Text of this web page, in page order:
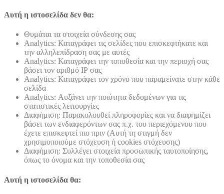
Αυτή η ιστοσελίδα δεν θα:
Θυμάται τα στοιχεία σύνδεσης σας
Analytics: Καταγράφει τις σελίδες που επισκεφτήκατε και
την αλληλεπίδραση σας με αυτές
Analytics: Καταγράφει την τοποθεσία και την περιοχή σας
βάσει τον αριθμό ΙΡ σας
Analytics: Καταγράφει τον χρόνο που παραμείνατε στην κάθε
σελίδα
Analytics: Αυξάνει την ποιότητα δεδομένων για τις
στατιστικές λειτουργίες
Διαφήμιση: Παρακολουθεί πληροφορίες και να διαφημίζει
βάσει των ενδιαφερόντων σας π.χ. του περιεχόμενου που
έχετε επισκεφτεί πιο πριν (Αυτή τη στιγμή δεν
χρησιμοποιούμε στόχευση ή cookies στόχευσης)
Διαφήμιση: Συλλέγει στοιχεία προσωπικής ταυτοποίησης,
όπως το όνομα και την τοποθεσία σας
Αυτή η ιστοσελίδα θα: